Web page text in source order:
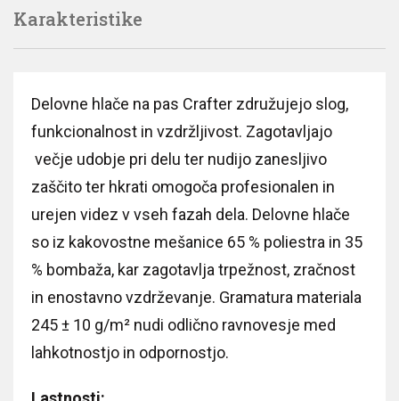
Karakteristike
Delovne hlače na pas Crafter združujejo slog,
funkcionalnost in vzdržljivost. Zagotavljajo
večje udobje pri delu ter nudijo zanesljivo
zaščito ter hkrati omogoča profesionalen in
urejen videz v vseh fazah dela. Delovne hlače
so iz kakovostne mešanice 65 % poliestra in 35
% bombaža, kar zagotavlja trpežnost, zračnost
in enostavno vzdrževanje. Gramatura materiala
245 ± 10 g/m² nudi odlično ravnovesje med
lahkotnostjo in odpornostjo.